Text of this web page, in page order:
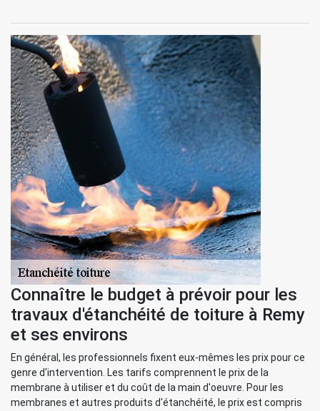
Connaître le budget à prévoir pour les
travaux d'étanchéité de toiture à Remy
et ses environs
En général, les professionnels fixent eux-mêmes les prix pour ce
genre d'intervention. Les tarifs comprennent le prix de la
membrane à utiliser et du coût de la main d'oeuvre. Pour les
membranes et autres produits d'étanchéité, le prix est compris